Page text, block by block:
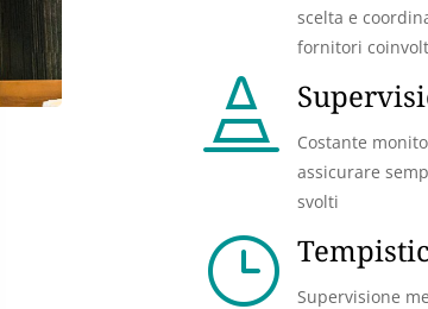
scelta e
fornitori

Costante
assicurare
svolti
}
Supervisione